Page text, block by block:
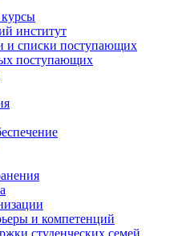
институт
и списки поступающих
поступающих
и компетенций
студенческих семей